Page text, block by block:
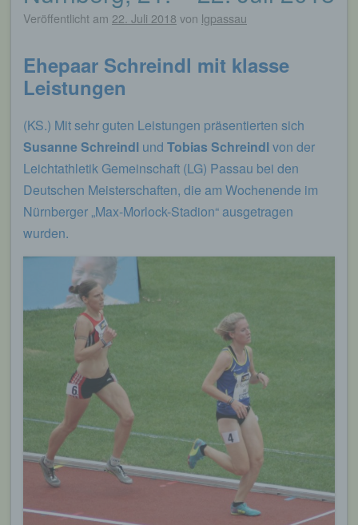
Veröffentlicht am 22. Juli 2018 von lgpassau
Ehepaar Schreindl mit klasse
Leistungen
(KS.) Mit sehr guten Leistungen präsentierten sich
Susanne Schreindl und Tobias Schreindlvon der
Leichtathletik Gemeinschaft (LG) Passau bei den
Deutschen Meisterschaften, die am Wochenende im
Nürnberger „Max-Morlock-Stadion“ ausgetragen
wurden.